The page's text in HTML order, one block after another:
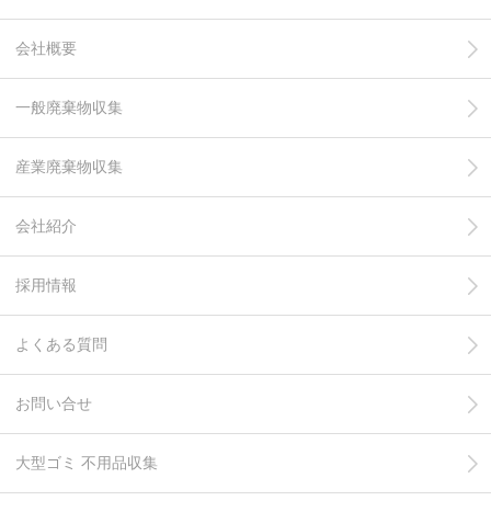
会社概要
一般廃棄物収集
産業廃棄物収集
会社紹介
採用情報
よくある質問
お問い合せ
大型ゴミ 不用品収集